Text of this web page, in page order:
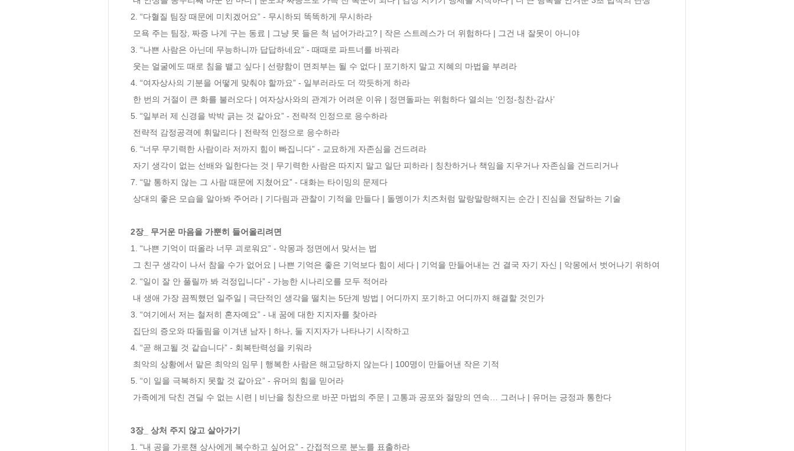
2. “다혈질 팀장 때문에 미치겠어요” - 무시하되 똑똑하게 무시하라
3. “나쁜 사람은 아닌데 무능하니까 답답하네요” - 때때로 파트너를 바꿔라
4. “여자상사의 기분을 어떻게 맞춰야 할까요” - 일부러라도 더 깍듯하게 하라
5. “일부러 제 신경을 박박 긁는 것 같아요” - 전략적 인정으로 응수하라
6. “너무 무기력한 사람이라 저까지 힘이 빠집니다” - 교묘하게 자존심을 건드려라
7. “말 통하지 않는 그 사람 때문에 지쳤어요” - 대화는 타이밍의 문제다
2장_ 무거운 마음을 가뿐히 들어올리려면
1. “나쁜 기억이 떠올라 너무 괴로워요” - 악몽과 정면에서 맞서는 법
2. “일이 잘 안 풀릴까 봐 걱정입니다” - 가능한 시나리오를 모두 적어라
3. “여기에서 저는 철저히 혼자예요” - 내 꿈에 대한 지지자를 찾아라
4. “곧 해고될 것 같습니다” - 회복탄력성을 키워라
5. “이 일을 극복하지 못할 것 같아요” - 유머의 힘을 믿어라
3장_ 상처 주지 않고 살아가기
1. “내 공을 가로챈 상사에게 복수하고 싶어요” - 간접적으로 분노를 표출하라